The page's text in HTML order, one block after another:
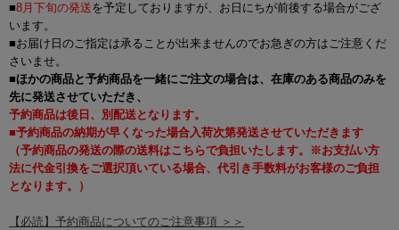
■8月下旬の発送を予定しておりますが、お日にちが前後する場合がござ
います。
■お届け日のご指定は承ることが出来ませんのでお急ぎの方はご注意くだ
さいませ。
■ほかの商品と予約商品を一緒にご注文の場合は、在庫のある商品のみを
先に発送させていただき、
予約商品は後日、別配送となります。
■予約商品の納期が早くなった場合入荷次第発送させていただきます
（予約商品の発送の際の送料はこちらで負担いたします。※お支払い方
法に代金引換をご選択頂いている場合、代引き手数料がお客様のご負担
となります。）
【必読】予約商品についてのご注意事項 ＞＞